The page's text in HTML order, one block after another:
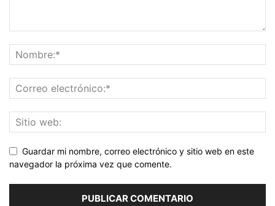
Guardar mi nombre, correo electrónico y sitio web en este
navegador la próxima vez que comente.